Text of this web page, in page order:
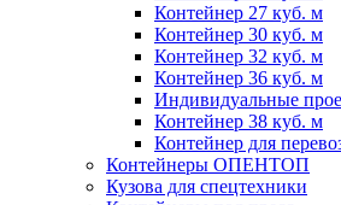
Контейнер 27 куб. м
Контейнер 30 куб. м
Контейнер 32 куб. м
Контейнер 36 куб. м
Индивидуальные
Контейнер 38 куб. м
Контейнер для
Контейнеры ОПЕНТОП
Кузова для спецтехники